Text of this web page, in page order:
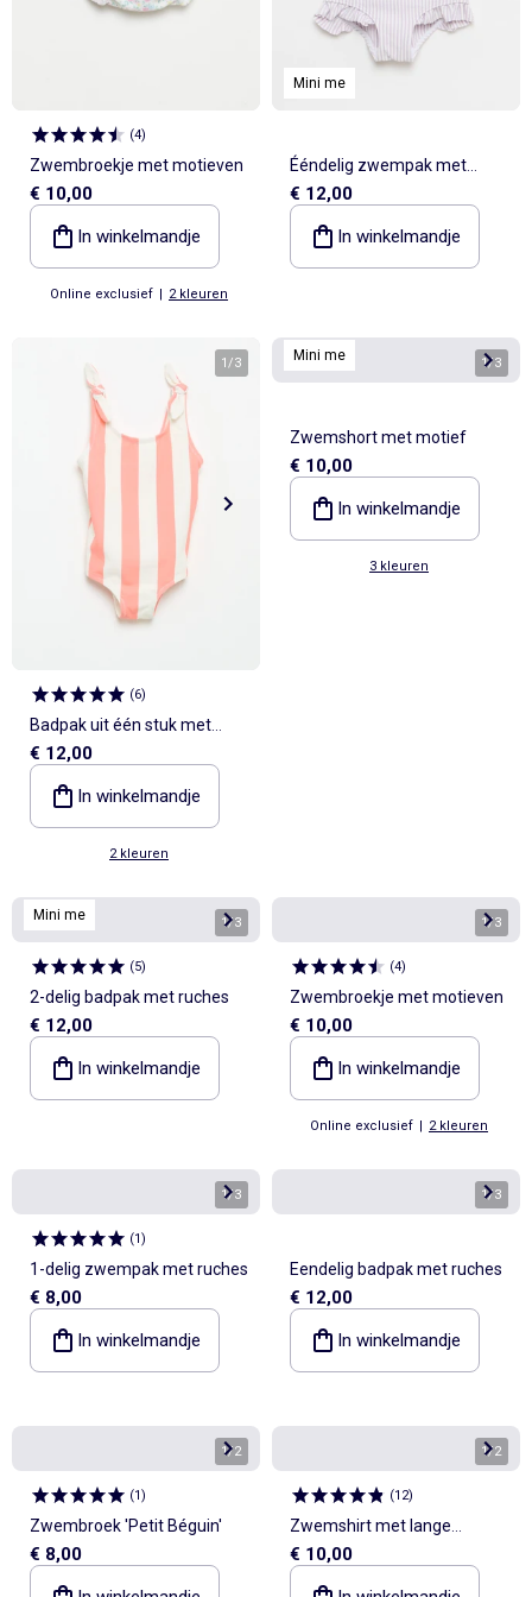
(4)
Zwembroekje met motieven
€ 10,00
In winkelmandje
Online exclusief | 2 kleuren
Mini me
Ééndelig zwempak met
volants
€ 12,00
In winkelmandje
1/3
(6)
Badpak uit één stuk met
strikken op de schouders
€ 12,00
In winkelmandje
2 kleuren
Mini me 1/3
Zwemshort met motief
€ 10,00
In winkelmandje
3 kleuren
Mini me 1/3
(5)
2-delig badpak met ruches
€ 12,00
In winkelmandje
1/3
(4)
Zwembroekje met motieven
€ 10,00
In winkelmandje
Online exclusief | 2 kleuren
1/3
(1)
1-delig zwempak met ruches
€ 8,00
In winkelmandje
1/3
Eendelig badpak met ruches
€ 12,00
In winkelmandje
1/2
(1)
Zwembroek 'Petit Béguin'
€ 8,00
1/2
(12)
Zwemshirt met lange
mouwen
€ 10,00